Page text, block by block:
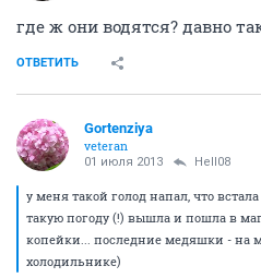
где ж они водятся? давно
ОТВЕТИТЬ
Gortenziya
veteran
01 июля 2013 Hell08
у меня такой голод напал, что
такую погоду (!) вышла и пошла в
копейки... последние медяшки - на
холодильнике)